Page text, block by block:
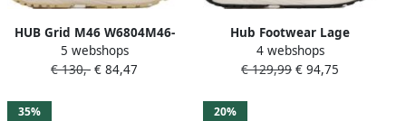
HUB Grid M46 W6804M46-
M23-C90 Bruin Geel Beige
5 webshops
€ 130,- € 84,47
Hub Footwear Lage
Sneakers Grid S48
4 webshops
€ 129,99 € 94,75
35% 20%